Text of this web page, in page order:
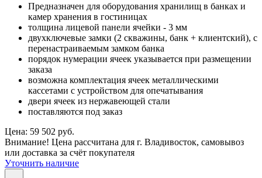
Предназначен для оборудования хранилищ в банках и
камер хранения в гостиницах
толщина лицевой панели ячейки - 3 мм
двухключевые замки (2 скважины, банк + клиентский), с
перенастраиваемым замком банка
порядок нумерации ячеек указывается при размещении
заказа
возможна комплектация ячеек металлическими
кассетами с устройством для опечатывания
двери ячеек из нержавеющей стали
поставляются под заказ
Цена: 59 502 руб.
Внимание! Цена рассчитана для г. Владивосток, самовывоз
или доставка за счёт покупателя
Уточнить наличие